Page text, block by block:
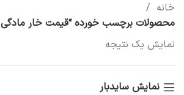
خانه
محصولات برچسب خورده “قیمت خار مادگی
نمایش یک نتیجه
نمایش سایدبار